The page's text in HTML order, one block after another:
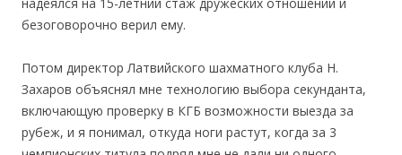
безоговорочно верил ему.
Потом директор Латвийского шахматного клуба Н.
Захаров объяснял мне технологию выбора секунданта,
включающую проверку в КГБ возможности выезда за
рубеж, и я понимал, откуда ноги растут, когда за 3